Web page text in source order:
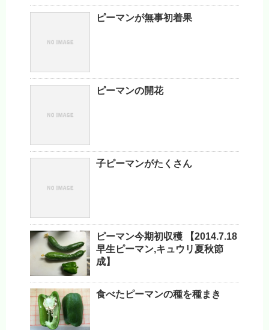
ピーマンが無事初着果
ピーマンの開花
子ピーマンがたくさん
ピーマン今期初収穫 【2014.7.18
早生ピーマン,キュウリ夏秋節
成】
食べたピーマンの種を種まき